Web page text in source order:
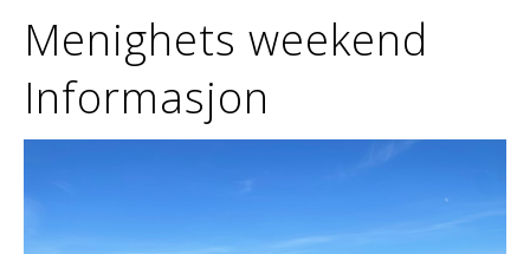
Menighets weekend
Informasjon